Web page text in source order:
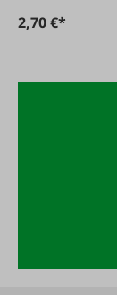
2,70 €*